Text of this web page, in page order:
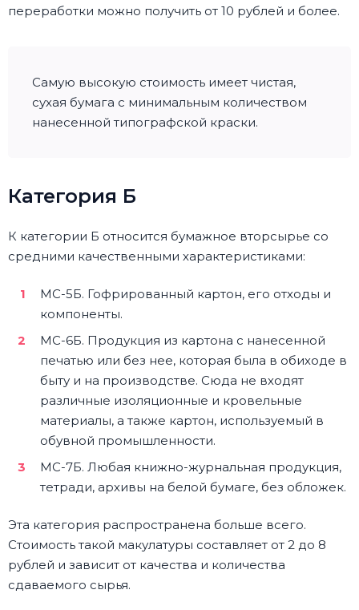
переработки можно получить от 10 рублей и более.
Самую высокую стоимость имеет чистая,
сухая бумага с минимальным количеством
нанесенной типографской краски.
Категория Б
К категории Б относится бумажное вторсырье со
средними качественными характеристиками:
МС-5Б. Гофрированный картон, его отходы и
компоненты.
МС-6Б. Продукция из картона с нанесенной
печатью или без нее, которая была в обиходе в
быту и на производстве. Сюда не входят
различные изоляционные и кровельные
материалы, а также картон, используемый в
обувной промышленности.
МС-7Б. Любая книжно-журнальная продукция,
тетради, архивы на белой бумаге, без обложек.
Эта категория распространена больше всего.
Стоимость такой макулатуры составляет от 2 до 8
рублей и зависит от качества и количества
сдаваемого сырья.